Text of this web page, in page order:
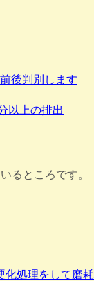
後判別します
以上の排出
るところです。
化処理をして磨耗